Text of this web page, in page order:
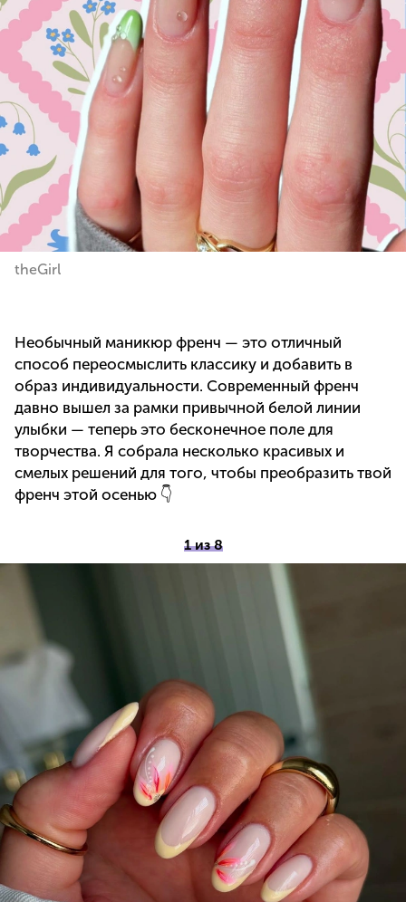
theGirl
Необычный маникюр френч — это отличный
способ переосмыслить классику и добавить в
образ индивидуальности. Современный френч
давно вышел за рамки привычной белой линии
улыбки — теперь это бесконечное поле для
творчества. Я собрала несколько красивых и
смелых решений для того, чтобы преобразить твой
френч этой осенью 👇
1 из 8